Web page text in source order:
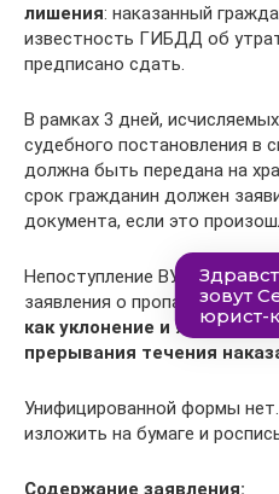
лишения: наказанный
известность ГИБДД об
предписано сдать.
В рамках 3 дней,
судебного постановления в
должна быть передана на
срок гражданин должен
документа, если это
Непоступление ВУ лишённого
заявления о пропаже в
как уклонение и является
прерывания течения
Унифицированной формы
изложить на бумаге и
Содержание заявления: